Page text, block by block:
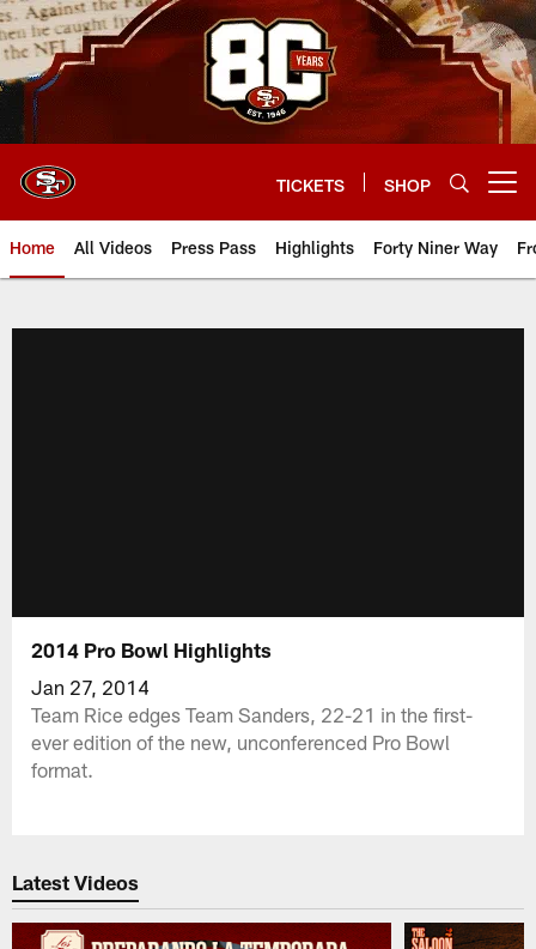
Skip
to
main
content
TICKETS SHOP
Home All Videos Press Pass Highlights Forty Niner Way
2014 Pro Bowl Highlights
Jan 27, 2014
Team Rice edges Team Sanders, 22-21 in the first-
ever edition of the new, unconferenced Pro Bowl
format.
Latest Videos